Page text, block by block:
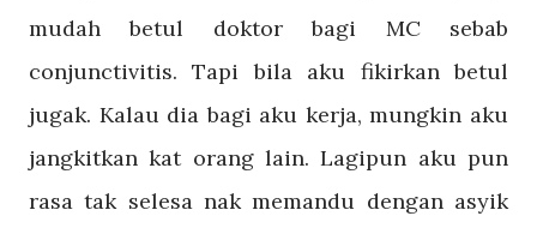
mudah betul doktor bagi MC sebab
conjunctivitis. Tapi bila aku fikirkan betul
jugak. Kalau dia bagi aku kerja, mungkin aku
jangkitkan kat orang lain. Lagipun aku pun
rasa tak selesa nak memandu dengan asyik